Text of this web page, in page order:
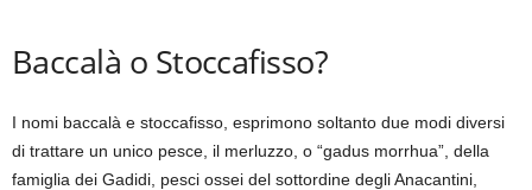
Baccalà o Stoccafisso?
I nomi baccalà e stoccafisso, esprimono soltanto due modi diversi
di trattare un unico pesce, il merluzzo, o “gadus morrhua”, della
famiglia dei Gadidi, pesci ossei del sottordine degli Anacantini,